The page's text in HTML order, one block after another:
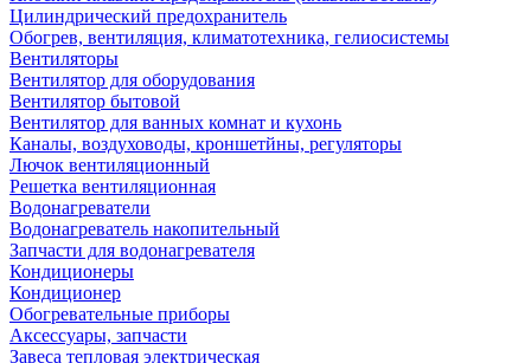
Цилиндрический предохранитель
Обогрев, вентиляция, климатотехника, гелиосистемы
Вентиляторы
Вентилятор для оборудования
Вентилятор бытовой
Вентилятор для ванных комнат и кухонь
Каналы, воздуховоды, кроншетйны, регуляторы
Лючок вентиляционный
Решетка вентиляционная
Водонагреватели
Водонагреватель накопительный
Запчасти для водонагревателя
Кондиционеры
Кондиционер
Обогревательные приборы
Аксессуары, запчасти
Завеса тепловая электрическая